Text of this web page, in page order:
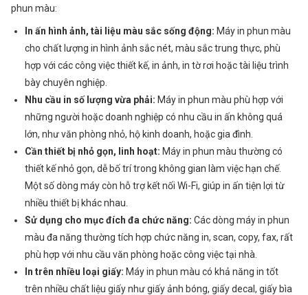
phun màu:
In ấn hình ảnh, tài liệu màu sắc sống động: Máy in phun màu
cho chất lượng in hình ảnh sắc nét, màu sắc trung thực, phù
hợp với các công việc thiết kế, in ảnh, in tờ rơi hoặc tài liệu trình
bày chuyên nghiệp.
Nhu cầu in số lượng vừa phải: Máy in phun màu phù hợp với
những người hoặc doanh nghiệp có nhu cầu in ấn không quá
lớn, như văn phòng nhỏ, hộ kinh doanh, hoặc gia đình.
Cần thiết bị nhỏ gọn, linh hoạt: Máy in phun màu thường có
thiết kế nhỏ gọn, dễ bố trí trong không gian làm việc hạn chế.
Một số dòng máy còn hỗ trợ kết nối Wi-Fi, giúp in ấn tiện lợi từ
nhiều thiết bị khác nhau.
Sử dụng cho mục đích đa chức năng: Các dòng máy in phun
màu đa năng thường tích hợp chức năng in, scan, copy, fax, rất
phù hợp với nhu cầu văn phòng hoặc công việc tại nhà.
In trên nhiều loại giấy: Máy in phun màu có khả năng in tốt
trên nhiều chất liệu giấy như giấy ảnh bóng, giấy decal, giấy bìa